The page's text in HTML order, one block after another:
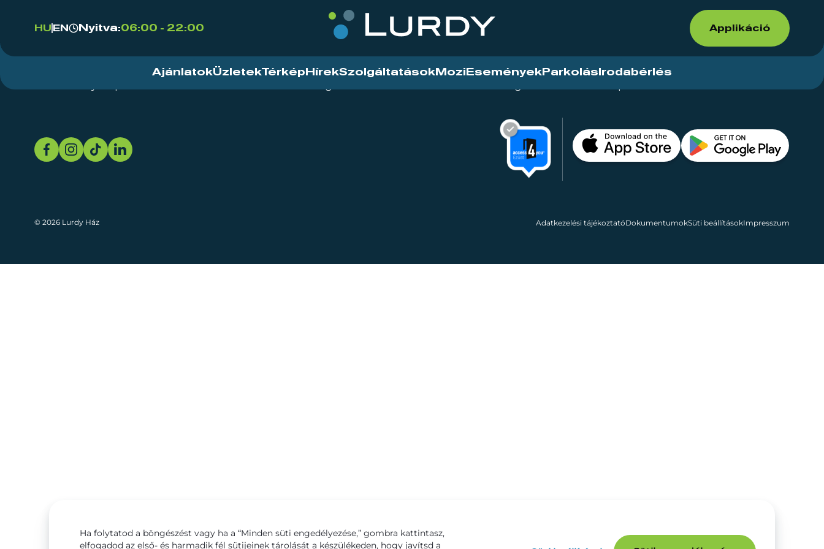
HU EN Nyitva:06:00 - 22:00 Applikáció
AjánlatokÜzletekTérkép HírekSzolgáltatások Mozi Események Parkolás Irodabérlés
© 2026 Lurdy Ház Adatkezelési tájékoztatóDokumentumokSüti beállításokImpresszum
Ha folytatod a böngészést vagy ha a “Minden süti engedélyezése,” gombra kattintasz,
elfogadod az első- és harmadik fél sütijeinek tárolását a készülékeden, hogy javítsd a